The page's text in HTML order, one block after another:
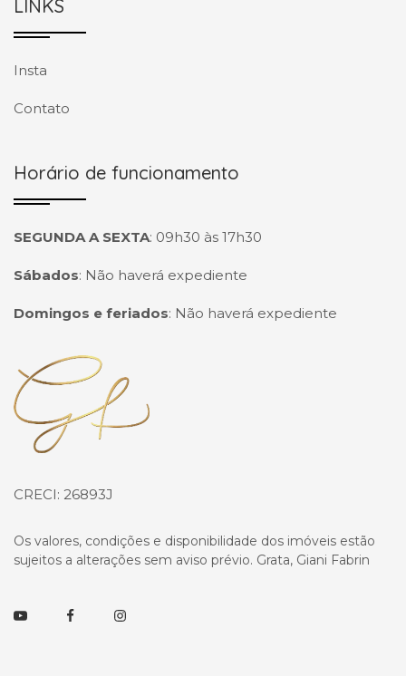
LINKS
Insta
Contato
Horário de funcionamento
SEGUNDA A SEXTA: 09h30 às 17h30
Sábados: Não haverá expediente
Domingos e feriados: Não haverá expediente
Página inicial
CRECI: 26893J
Os valores, condições e disponibilidade dos imóveis estão
sujeitos a alterações sem aviso prévio. Grata, Giani Fabrin
YoutubeFacebookInstagram